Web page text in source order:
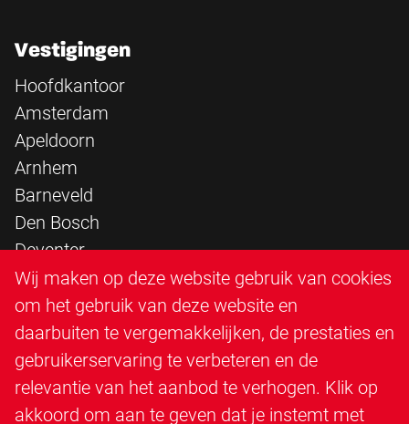
Vestigingen
Hoofdkantoor
Amsterdam
Apeldoorn
Arnhem
Barneveld
Den Bosch
Deventer
Epe
Sittard
Triangle Infra
Triangle Steigerbouw
Utrecht
Veenendaal
Wij maken op deze website gebruik van cookies
om het gebruik van deze website en
daarbuiten te vergemakkelijken, de prestaties en
gebruikerservaring te verbeteren en de
relevantie van het aanbod te verhogen. Klik op
akkoord om aan te geven dat je instemt met